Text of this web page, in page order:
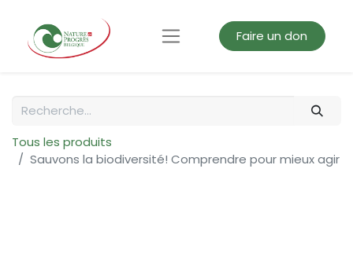
Faire un don
Tous les produits
Sauvons la biodiversité! Comprendre pour mieux agir